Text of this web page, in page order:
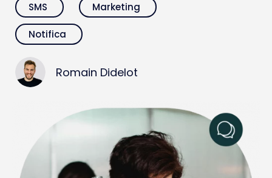
SMS Marketing
Notifica
Romain Didelot